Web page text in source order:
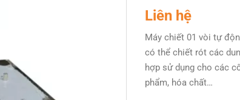
Liên hệ
Máy chiết 01 vòi tự
có thể chiết rót các
hợp sử dụng cho các
phẩm, hóa chất…